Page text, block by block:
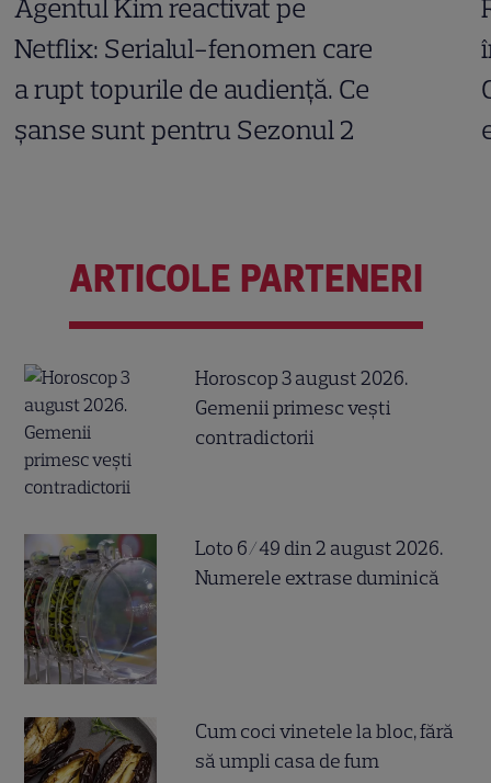
Agentul Kim reactivat pe
Netflix: Serialul-fenomen care
a rupt topurile de audiență. Ce
șanse sunt pentru Sezonul 2
ARTICOLE PARTENERI
Horoscop 3 august 2026.
Gemenii primesc vești
contradictorii
Loto 6/49 din 2 august 2026.
Numerele extrase duminică
Cum coci vinetele la bloc, fără
să umpli casa de fum